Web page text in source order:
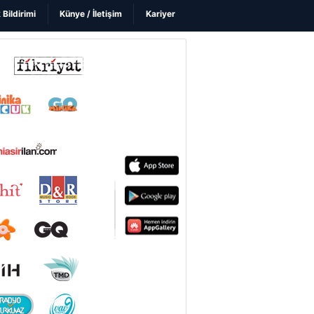
Bildirimi Künye / İletişim Kariyer